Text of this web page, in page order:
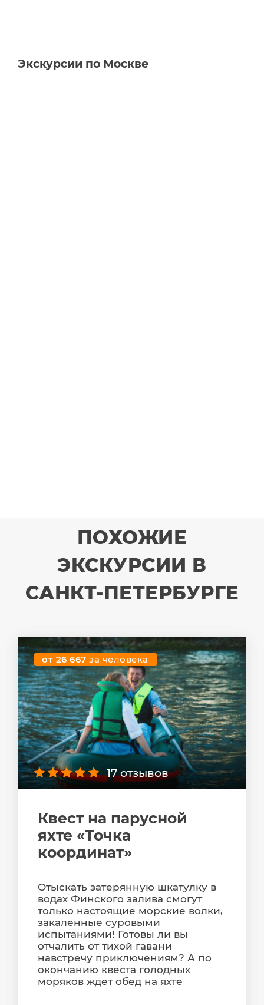
Экскурсии по Москве
ПОХОЖИЕ
ЭКСКУРСИИ В
САНКТ-ПЕТЕРБУРГЕ
от 26 667за человека
17 отзывов
Квест на парусной
яхте «Точка
координат»
Отыскать затерянную шкатулку в
водах Финского залива смогут
только настоящие морские волки,
закаленные суровыми
испытаниями! Готовы ли вы
отчалить от тихой гавани
навстречу приключениям? А по
окончанию квеста голодных
моряков ждет обед на яхте